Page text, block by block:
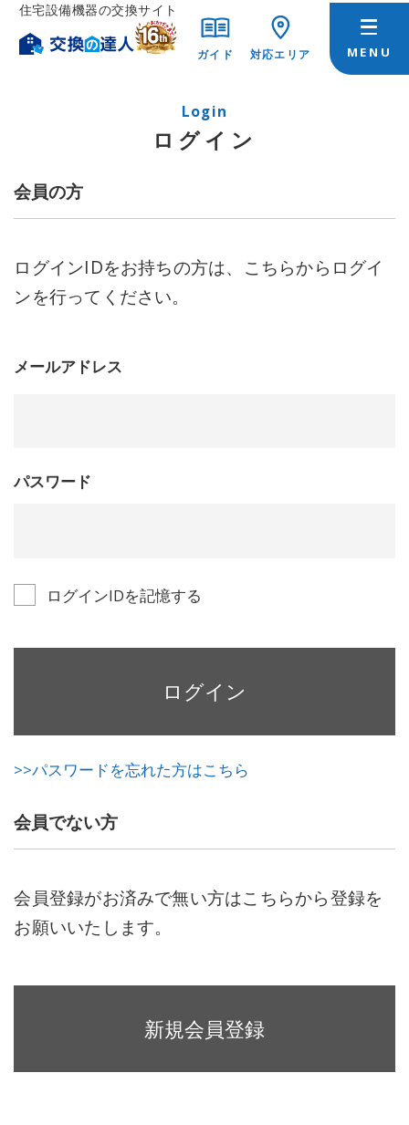
住宅設備機器の交換サイト
ガイド 対応エリア
Login
ログイン
会員の方
ログインIDをお持ちの方は、こちらからログイ
ンを行ってください。
メールアドレス
パスワード
ログインIDを記憶する
ログイン
>>パスワードを忘れた方はこちら
会員でない方
会員登録がお済みで無い方はこちらから登録を
お願いいたします。
新規会員登録